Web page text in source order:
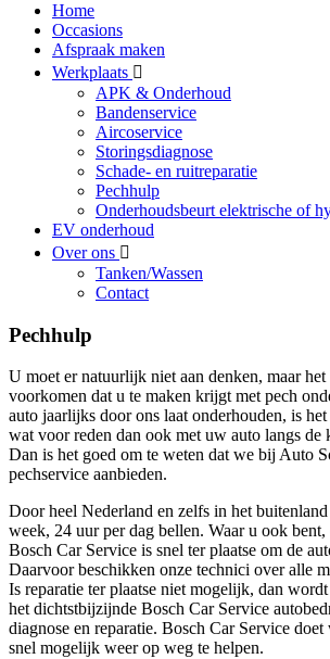
Home
Occasions
Afspraak maken
Werkplaats
APK & Onderhoud
Bandenservice
Aircoservice
Storingsdiagnose
Schade- en ruitreparatie
Pechhulp
Onderhoudsbeurt elektrische of
EV onderhoud
Over ons
Tanken/Wassen
Contact
Pechhulp
U moet er natuurlijk niet aan denken, maar het
voorkomen dat u te maken krijgt met pech
auto jaarlijks door ons laat onderhouden, is
wat voor reden dan ook met uw auto langs de
Dan is het goed om te weten dat we bij Auto
pechservice aanbieden.
Door heel Nederland en zelfs in het
week, 24 uur per dag bellen. Waar u ook
Bosch Car Service is snel ter plaatse om de
Daarvoor beschikken onze technici over alle
Is reparatie ter plaatse niet mogelijk, dan
het dichtstbijzijnde Bosch Car Service
diagnose en reparatie. Bosch Car Service
snel mogelijk weer op weg te helpen.